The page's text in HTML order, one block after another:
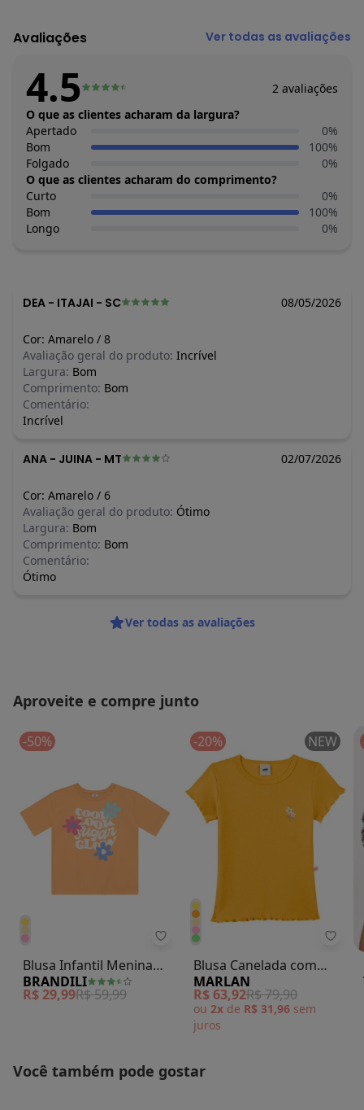
Modelo: T-shirt
Comprimento da Manga: Curta
Fornecedor: MAGAZINE TORRA TORRA LTDA / CNPJ
22.685.030/0100-01
Feito: Brasil
Cuidados para conservação do produto: Lavar com
temperatura máxima de 40°C Não usar alvejante a base de
cloro Proibido usar secadora Secar pendurada sem torcer
Passar com temperatura máxima de 110°C Não lavar a seco
Observação: Modelo veste peça tamanho 8 Altura: 1,24 Busto:
61 Cintura: 57 Quadril: 71 Manequim: 6/8
Tecido: Algodão
Composição: 100% Algodão
Avaliações Ver todas as avaliações
4.5 2 avaliações
O que as clientes acharam da largura?
Apertado
0%
Bom
100%
Folgado
0%
O que as clientes acharam do comprimento?
Curto
0%
Bom
100%
Longo
0%
DEA - ITAJAI - SC 08/05/2026
Cor: Amarelo / 8
Avaliação geral do produto: Incrível
Largura: Bom
Comprimento: Bom
Comentário:
Incrível
ANA - JUINA - MT 02/07/2026
Cor: Amarelo / 6
Avaliação geral do produto: Ótimo
Largura: Bom
Comprimento: Bom
Comentário:
Ótimo
Ver todas as avaliações
Aproveite e compre junto
-50%
Brandili - Blusa Infantil Menina
Blusa Infantil Menina
Floral Amarelo
BRANDILI
R$ 29,99R$ 59,99
-20% NEW
Blusa Canelada com
Bordado Floral Amarelo
MARLAN
R$ 63,92R$ 79,90
ou 2x de R$ 31,96 sem
juros
Você também pode gostar